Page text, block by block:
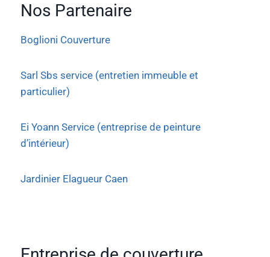
Nos Partenaire
Boglioni Couverture
Sarl Sbs service (entretien immeuble et
particulier)
Ei Yoann Service (entreprise de peinture
d’intérieur)
Jardinier Elagueur Caen